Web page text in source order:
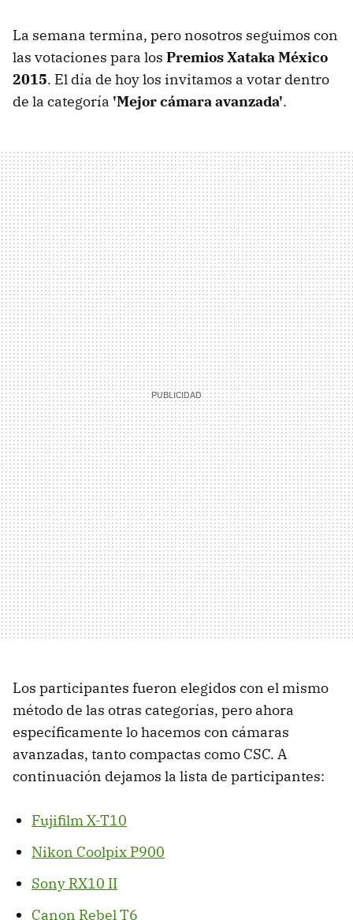
La semana termina, pero nosotros seguimos con
las votaciones para los Premios Xataka México
2015. El día de hoy los invitamos a votar dentro
de la categoría 'Mejor cámara avanzada'.
Los participantes fueron elegidos con el mismo
método de las otras categorías, pero ahora
específicamente lo hacemos con cámaras
avanzadas, tanto compactas como CSC. A
continuación dejamos la lista de participantes:
Fujifilm X-T10
Nikon Coolpix P900
Sony RX10 II
Canon Rebel T6